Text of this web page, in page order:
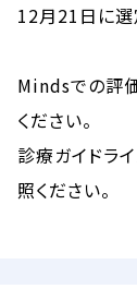
12月21日に選
Mindsでの評
ください。
診療ガイドラ
照ください。